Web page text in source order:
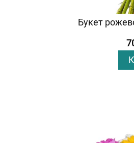
Букет